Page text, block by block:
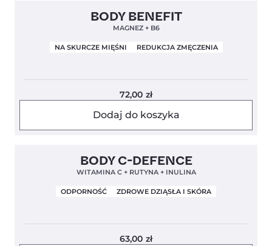
Nowa Formuła
BODY BENEFIT
MAGNEZ + B6
NA SKURCZE MIĘŚNI REDUKCJA ZMĘCZENIA
72,00 zł
Dodaj do koszyka
BODY C-DEFENCE
WITAMINA C + RUTYNA + INULINA
ODPORNOŚĆ ZDROWE DZIĄSŁA I SKÓRA
63,00 zł